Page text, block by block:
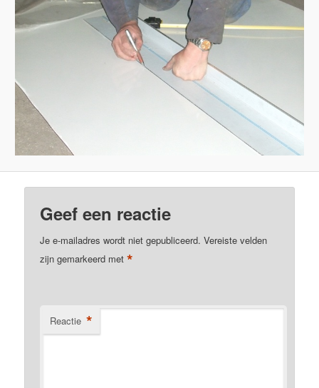
Geef een reactie
Je e-mailadres wordt niet gepubliceerd. Vereiste velden
zijn gemarkeerd met*
Reactie *